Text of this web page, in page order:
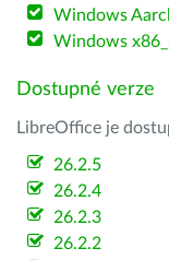
Windows
Windows
Dostupné verze
LibreOffice je
26.2.5
26.2.4
26.2.3
26.2.2